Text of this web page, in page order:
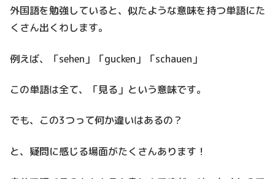
外国語を勉強していると、似たような意味を持つ単語にた
くさん出くわします。
例えば、「sehen」「gucken」「schauen」
この単語は全て、「見る」という意味です。
でも、この3つって何か違いはあるの？
と、疑問に感じる場面がたくさんあります！